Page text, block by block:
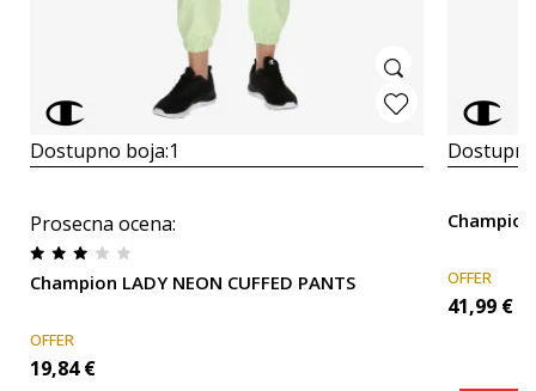
Dostupno boja:1
Prosecna ocena:
Champion LADY NEON CUFFED PANTS
OFFER
19,84 €
Champion
OFFER
41,99 €